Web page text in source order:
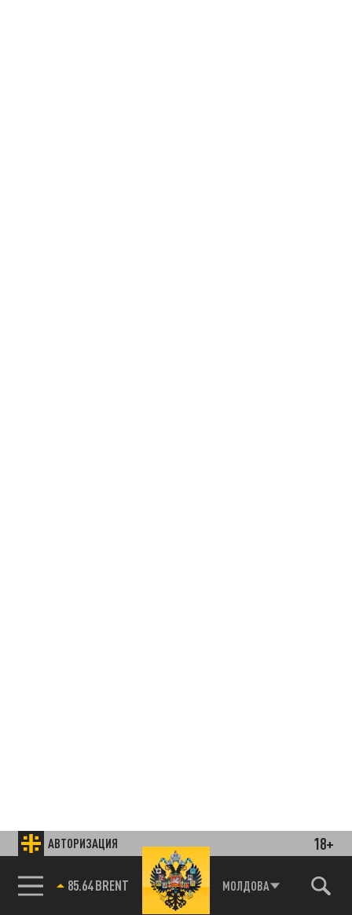
АВТОРИЗАЦИЯ 18+
85.64 BRENT МОЛДОВА